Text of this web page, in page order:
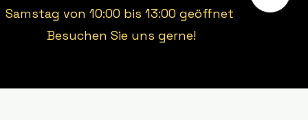
Samstag von 10:00 bis 13:00 geöffnet
Besuchen Sie uns gerne!